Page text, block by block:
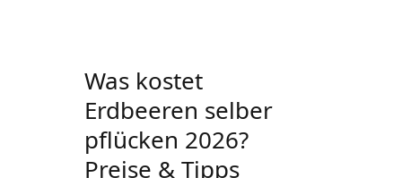
Was kostet
Erdbeeren selber
pflücken 2026?
Preise & Tipps